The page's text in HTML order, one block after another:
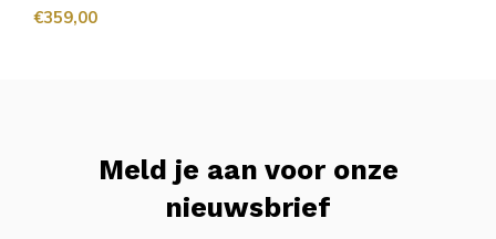
€359,00
Meld je aan voor onze
nieuwsbrief